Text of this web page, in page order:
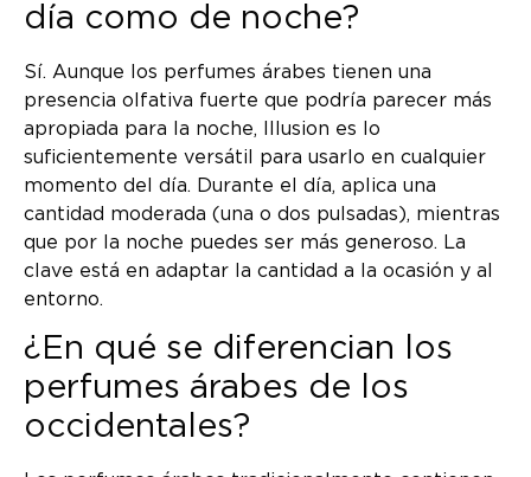
día como de noche?
Sí. Aunque los perfumes árabes tienen una
presencia olfativa fuerte que podría parecer más
apropiada para la noche, Illusion es lo
suficientemente versátil para usarlo en cualquier
momento del día. Durante el día, aplica una
cantidad moderada (una o dos pulsadas), mientras
que por la noche puedes ser más generoso. La
clave está en adaptar la cantidad a la ocasión y al
entorno.
¿En qué se diferencian los
perfumes árabes de los
occidentales?